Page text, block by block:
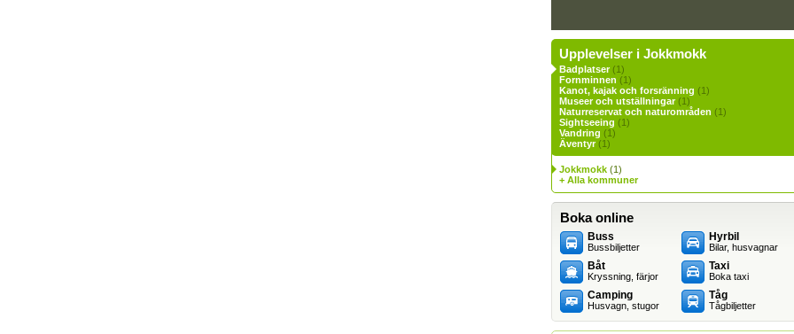
Upplevelser i Jokkmokk
Badplatser(1)
Fornminnen (1)
Kanot, kajak och forsränning (1)
Museer och utställningar(1)
Naturreservat och naturområden (1)
Sightseeing (1)
Vandring (1)
Äventyr(1)
Jokkmokk (1)
+ Alla kommuner
Boka online
Buss
Bussbiljetter
Båt
Kryssning, färjor
Camping
Husvagn, stugor
Hyrbil
Bilar, husvagnar
Taxi
Boka taxi
Tåg
Tågbiljetter